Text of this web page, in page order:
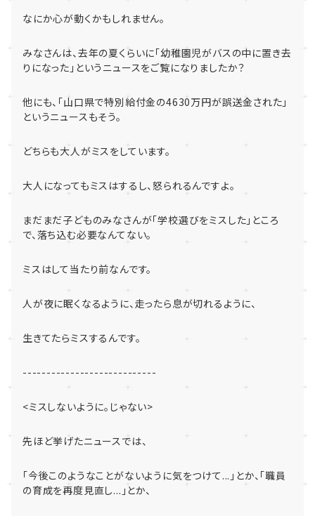
なにか心が動くかもしれません。
みなさんは、去年の夏くらいに「幼稚園児がバスの中に置き去
りになった」 というニュースをご覧になりましたか？
他にも、「山口県で特別給付金の4630万円が誤送金された」
というニュースもそう。
どちらも大人がミスをしています。
大人になってもミスはするし、怒られるんですよ。
まだまだ子どものみなさんが「学校選びをミスした」ところ
で、 落ち込む必要なんてない。
ミスはして当たり前なんです。
人が夜に眠くなるように、走ったら息が切れるように、
生きてたらミスするんです。
----------------------------
<ミスしないように。じゃない>
先ほど挙げたニュースでは、
「今後このようなことがないように気をつけて ... 」とか、「職員
の育成を再度見直し... 」とか、